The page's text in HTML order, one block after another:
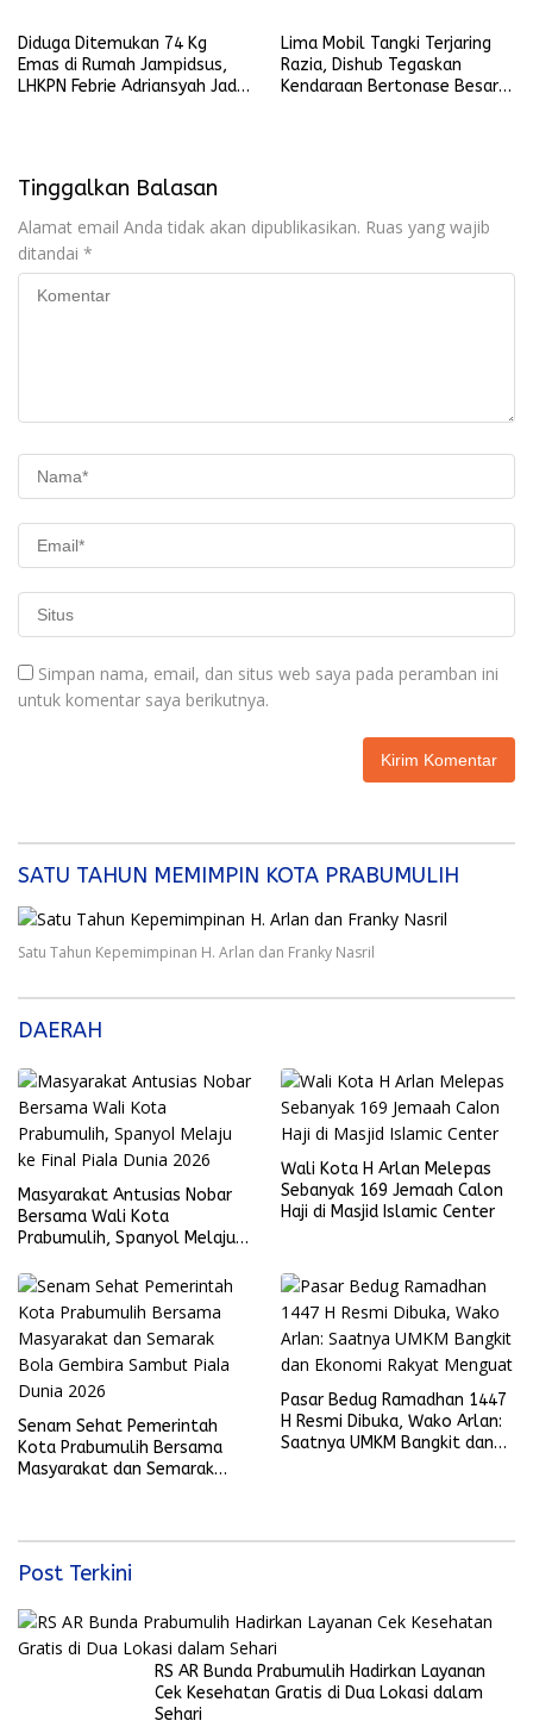
Diduga Ditemukan 74 Kg
Emas di Rumah Jampidsus,
LHKPN Febrie Adriansyah Jadi
Lima Mobil Tangki Terjaring
Razia, Dishub Tegaskan
Kendaraan Bertonase Besar
Tinggalkan Balasan
Alamat email Anda tidak akan dipublikasikan. Ruas yang wajib
ditandai *
Simpan nama, email, dan situs web saya pada peramban ini
untuk komentar saya berikutnya.
SATU TAHUN MEMIMPIN KOTA PRABUMULIH
Satu Tahun Kepemimpinan H. Arlan dan Franky Nasril
DAERAH
Masyarakat Antusias Nobar
Bersama Wali Kota
Prabumulih, Spanyol Melaju
Wali Kota H Arlan Melepas
Sebanyak 169 Jemaah Calon
Haji di Masjid Islamic Center
Senam Sehat Pemerintah
Kota Prabumulih Bersama
Masyarakat dan Semarak
Pasar Bedug Ramadhan 1447
H Resmi Dibuka, Wako Arlan:
Saatnya UMKM Bangkit dan
Post Terkini
RS AR Bunda Prabumulih Hadirkan Layanan
Cek Kesehatan Gratis di Dua Lokasi dalam
Sehari